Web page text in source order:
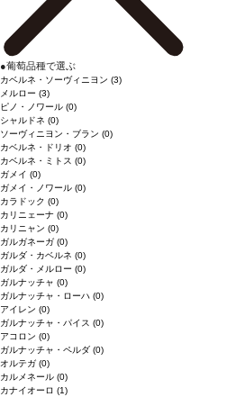
●葡萄品種で選ぶ
カベルネ・ソーヴィニヨン (3)
メルロー (3)
ピノ・ノワール (0)
シャルドネ (0)
ソーヴィニヨン・ブラン (0)
カベルネ・ドリオ (0)
カベルネ・ミトス (0)
ガメイ (0)
ガメイ・ノワール (0)
カラドック (0)
カリニェーナ (0)
カリニャン (0)
ガルガネーガ (0)
ガルダ・カベルネ (0)
ガルダ・メルロー (0)
ガルナッチャ (0)
ガルナッチャ・ローハ (0)
アイレン (0)
ガルナッチャ・パイス (0)
アコロン (0)
ガルナッチャ・ペルダ (0)
オルテガ (0)
カルメネール (0)
カナイオーロ (1)